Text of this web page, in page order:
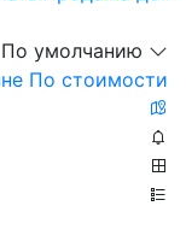
По умолчанию
По стоимости